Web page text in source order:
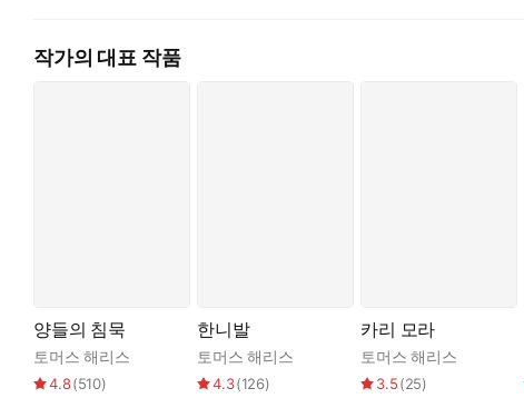
작가의 대표 작품
양들의 침묵
토머스 해리스
4.8(510)
한니발
토머스 해리스
4.3(126)
카리 모라
토머스 해리스
3.5(25)